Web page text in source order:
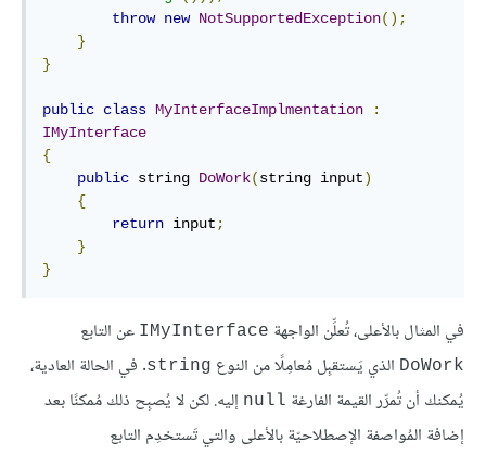
throw new NotSupportedException();
}
}
public class MyInterfaceImplmentation
:
IMyInterface
{
public string DoWork(string input)
{
return input ;
}
}
في المثال بالأعلى، تُعلِّن الواجهة IMyInterface عن التابع
DoWork الذي يَستقبِل مُعامِلًا من النوع string. في الحالة العادية،
يُمكنك أن تُمرِّر القيمة الفارغة null إليه. لكن لا يُصبِح ذلك مُمكنًا بعد
إضافة المُواصفة الإصطلاحيّة بالأعلى والتي تَستخدِم التابع